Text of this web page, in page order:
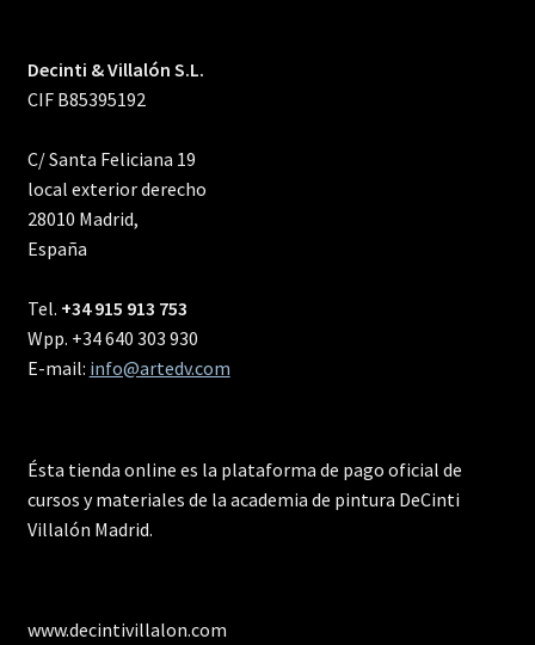
Decinti & Villalón S.L.
CIF B85395192
C/ Santa Feliciana 19
local exterior derecho
28010 Madrid,
España
Tel. +34 915 913 753
Wpp. +34 640 303 930
E-mail: info@artedv.com
Ésta tienda online es la plataforma de pago oficial de
cursos y materiales de la academia de pintura DeCinti
Villalón Madrid.
www.decintivillalon.com